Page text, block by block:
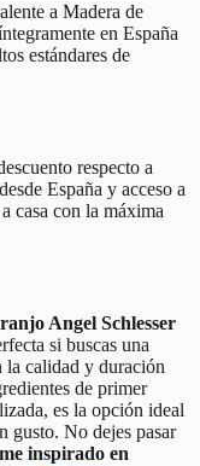
a Madera de
en España
estándares de
respecto a
España y acceso a
casa con la máxima
Angel Schlesser
si buscas una
la calidad y duración
de primer
es la opción ideal
gusto. No dejes pasar
inspirado en